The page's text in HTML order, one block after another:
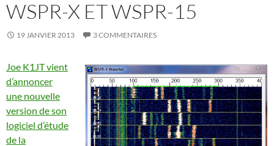
WSPR-X ET WSPR-15
19 JANVIER 2013 3 COMMENTAIRES
Joe K1JT vient
d’annoncer
une nouvelle
version de son
logiciel d’étude
de la